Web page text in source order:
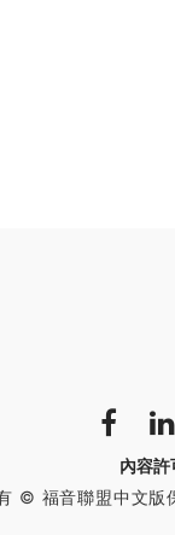
內容
© 福音聯盟中文版